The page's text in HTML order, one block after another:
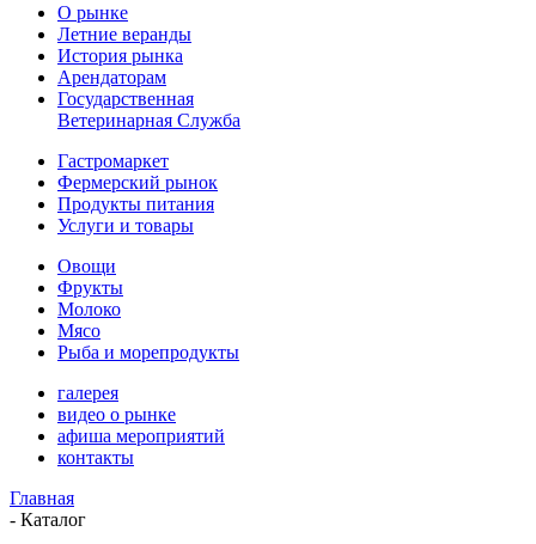
О рынке
Летние веранды
История рынка
Арендаторам
Государственная
Ветеринарная Служба
Гастромаркет
Фермерский рынок
Продукты питания
Услуги и товары
Овощи
Фрукты
Молоко
Мясо
Рыба и морепродукты
галерея
видео о рынке
афиша мероприятий
контакты
Главная
- Каталог